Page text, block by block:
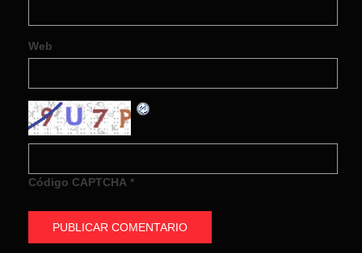
Web
Código CAPTCHA *